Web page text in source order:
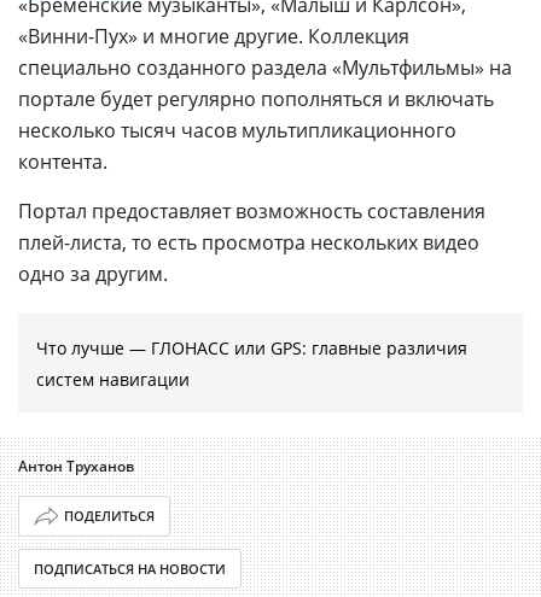
«Винни-Пух» и многие другие. Коллекция
специально созданного раздела «Мультфильмы» на
портале будет регулярно пополняться и включать
несколько тысяч часов мультипликационного
контента.
Портал предоставляет возможность составления
плей-листа, то есть просмотра нескольких видео
одно за другим.
Что лучше — ГЛОНАСС или GPS: главные различия
систем навигации
Антон Труханов
ПОДЕЛИТЬСЯ
ПОДПИСАТЬСЯ НА НОВОСТИ